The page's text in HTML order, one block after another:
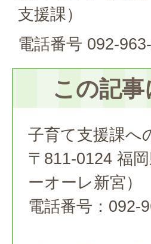
支援課）
電話番号 092-
この記
子育て支援課へ
〒811-0124 福
ーオーレ新宮）
電話番号：092-